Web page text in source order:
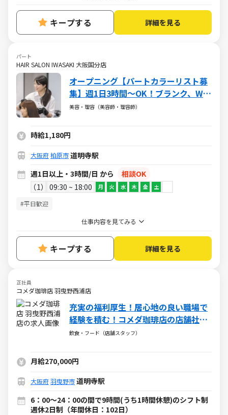
キープする 詳細を見る
パート
HAIR SALON IWASAKI 大阪国分店
オープニング【パートカラーリスト募
集】週1日3時間～OK！ブランク、Wワ
ーク歓迎
美容・理容（美容師・理容師）
時給1,180円
大阪府柏原市道明寺駅
週1日以上・3時間/日 から
相談OK
1
09:30 ~ 18:00 月 火 水 木 金 土
#平日歓迎
仕事内容を見てみる
キープする 詳細を見る
正社員
コメダ珈琲店 羽曳野西浦店
充実の福利厚生！居心地の良い職場で
経験を積む！コメダ珈琲店の店舗社員
（正社員）の求人
飲食・フード（店舗スタッフ）
月給270,000円
大阪府羽曳野市道明寺駅
6：00～24：00の間で9時間(うち1時間休憩)のシフト制
週休2日制（年間休日：102日）